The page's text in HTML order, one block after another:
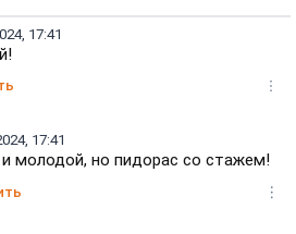
17:41
17:41
молодой, но пидорас со стажем!